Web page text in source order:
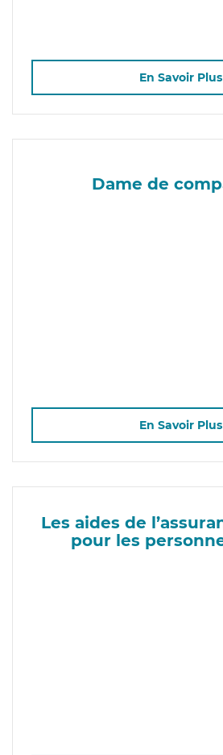
En Savoir Plus
Dame de
En Savoir Plus
Les aides de
pour les